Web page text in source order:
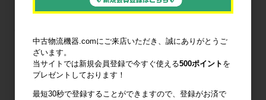
個人データの取扱いに関する留意事項について、従業者に定
期的な研修を実施しています。
個人データについての秘密保持に関する事項を就業規則に記
載しています。
中古物流機器.comにご来店いただき、誠にありがとうご
ざいます。
当サイトでは新規会員登録で今すぐ使える500ポイント を
プレゼントしております！
最短30秒で登録することができますので、登録がお済で